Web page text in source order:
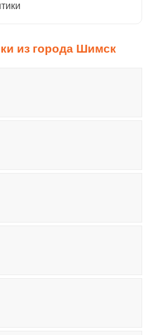
из города Шимск